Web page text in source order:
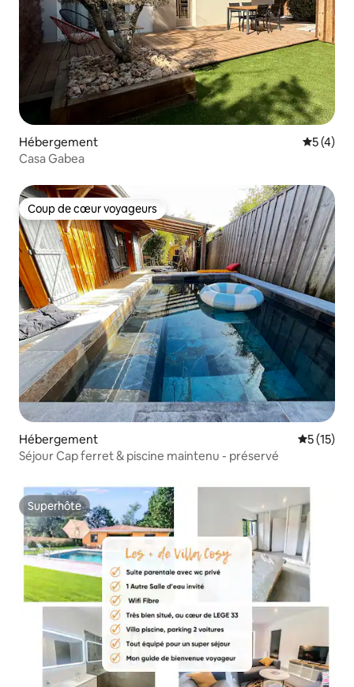
Hébergement
5 (4)
Casa Gabea
Coup de cœur voyageurs
Coup de cœur voyageurs
Hébergement
5 (15)
Séjour Cap ferret & piscine maintenu - préservé
Superhôte
Superhôte